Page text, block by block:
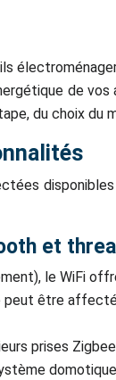
de
du choix du
et
le WiFi
être
prises